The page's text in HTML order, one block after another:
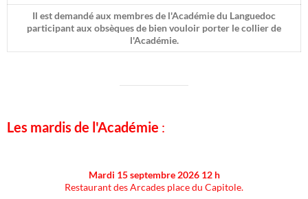
Il est demandé aux membres de l'Académie du Languedoc
participant aux obsèques de bien vouloir porter le collier de
l'Académie.
Les mardis de l'Académie :
Mardi 15 septembre 2026 12 h
Restaurant des Arcades place du Capitole.